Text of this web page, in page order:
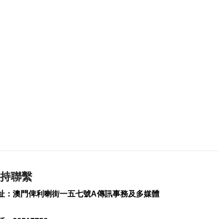
608
0
聯繫
：澳門俾利喇街一五七號A傳訊事務及多媒體